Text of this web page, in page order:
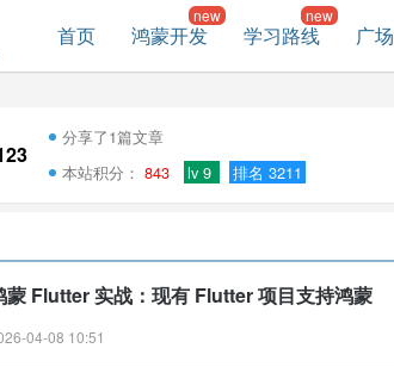
首页 鸿蒙开发 学习路线 广场
分享了1篇文章
本站积分： 843 lv 9 排名 3211
蒙 Flutter 实战：现有 Flutter 项目支持鸿蒙
04-08 10:51